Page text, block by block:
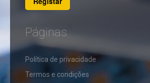
TUBOS
T8
REGUAS
CANDEEIROS
LED
CANDEEIROS
DE
PÉ
CANDEEIROS
SEM
LÂMPADA
Páginas
​Política de privacidade
Termos e condições